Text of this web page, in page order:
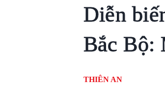
Diễn
Bắc Bộ:
THIÊN AN